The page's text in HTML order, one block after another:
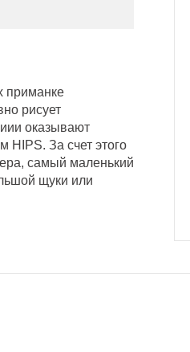
приманке
рисует
оказывают
За счет этого
самый маленький
щуки или